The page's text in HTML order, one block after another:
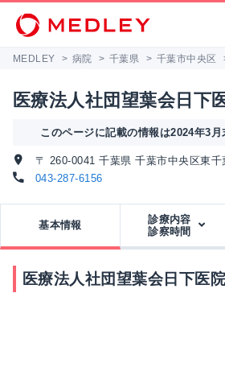
MEDLEY > 病院 > 千葉県 > 千葉市中央区
医療法人社団望葉会日下
このページに記載の情報は2024年3月
〒 260-0041 千葉県 千葉市中央区東千
043-287-6156
基本情報
診療内容
診察時間
医療法人社団望葉会日下医